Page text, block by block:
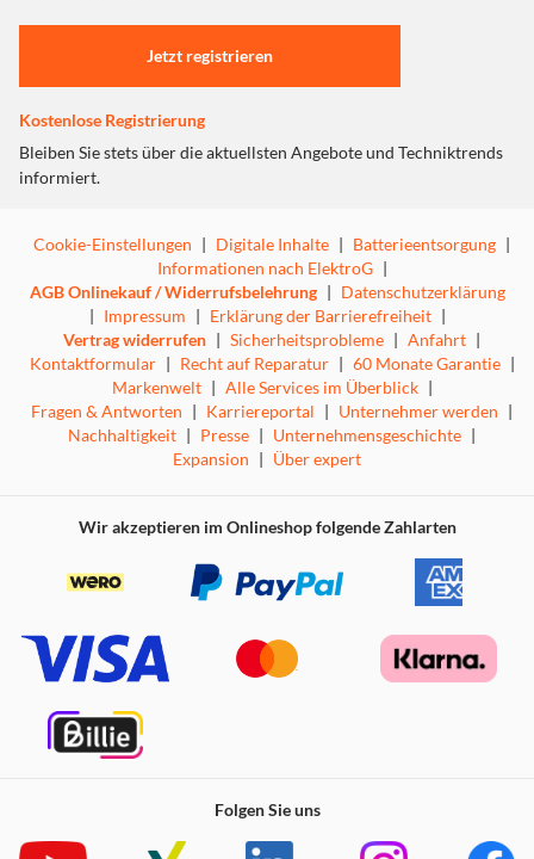
Jetzt registrieren
Kostenlose Registrierung
Bleiben Sie stets über die aktuellsten Angebote und Techniktrends
informiert.
Cookie-Einstellungen | Digitale Inhalte | Batterieentsorgung |
Informationen nach ElektroG |
AGB Onlinekauf / Widerrufsbelehrung | Datenschutzerklärung
| Impressum | Erklärung der Barrierefreiheit |
Vertrag widerrufen | Sicherheitsprobleme | Anfahrt |
Kontaktformular | Recht auf Reparatur | 60 Monate Garantie |
Markenwelt | Alle Services im Überblick |
Fragen & Antworten | Karriereportal | Unternehmer werden |
Nachhaltigkeit | Presse | Unternehmensgeschichte |
Expansion | Über expert
Wir akzeptieren im Onlineshop folgende Zahlarten
Folgen Sie uns